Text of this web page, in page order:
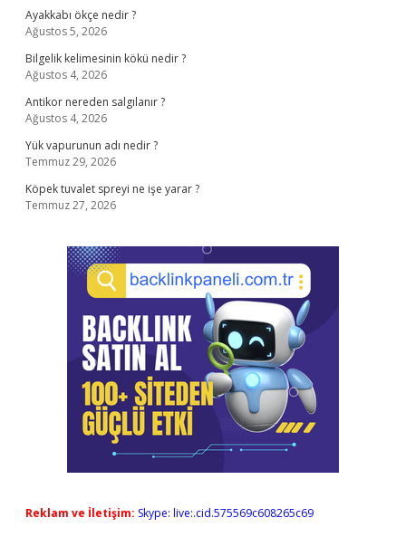
Ayakkabı ökçe nedir ?
Ağustos 5, 2026
Bilgelik kelimesinin kökü nedir ?
Ağustos 4, 2026
Antikor nereden salgılanır ?
Ağustos 4, 2026
Yük vapurunun adı nedir ?
Temmuz 29, 2026
Köpek tuvalet spreyi ne işe yarar ?
Temmuz 27, 2026
Reklam ve İletişim: Skype: live:.cid.575569c608265c69